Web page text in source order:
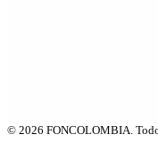
© 2026 FONCOLOMBIA.